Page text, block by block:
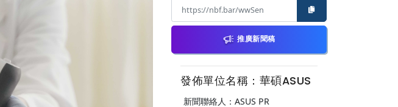
推廣新聞稿
發佈單位名稱：華碩ASUS
新聞聯絡人：ASUS PR